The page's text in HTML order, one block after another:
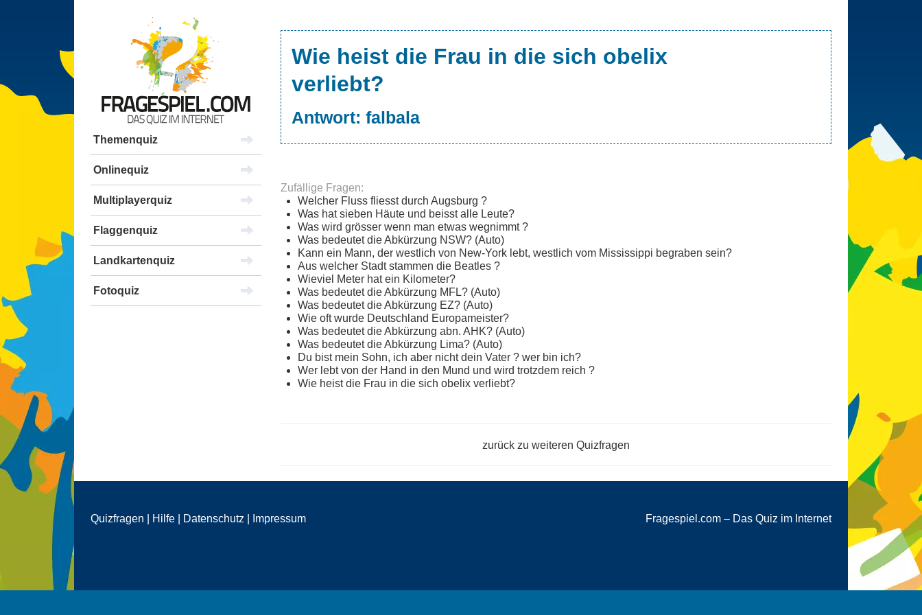
Themenquiz
Onlinequiz
Multiplayerquiz
Flaggenquiz
Landkartenquiz
Fotoquiz
Wie heist die Frau in die sich obelix
verliebt?
Antwort: falbala
Zufällige Fragen:
Welcher Fluss fliesst durch Augsburg ?
Was hat sieben Häute und beisst alle Leute?
Was wird grösser wenn man etwas wegnimmt ?
Was bedeutet die Abkürzung NSW? (Auto)
Kann ein Mann, der westlich von New-York lebt, westlich vom Mississippi begraben sein?
Aus welcher Stadt stammen die Beatles ?
Wieviel Meter hat ein Kilometer?
Was bedeutet die Abkürzung MFL? (Auto)
Was bedeutet die Abkürzung EZ? (Auto)
Wie oft wurde Deutschland Europameister?
Was bedeutet die Abkürzung abn. AHK? (Auto)
Was bedeutet die Abkürzung Lima? (Auto)
Du bist mein Sohn, ich aber nicht dein Vater ? wer bin ich?
Wer lebt von der Hand in den Mund und wird trotzdem reich ?
Wie heist die Frau in die sich obelix verliebt?
zurück zu weiteren Quizfragen
Quizfragen Hilfe Datenschutz Impressum Fragespiel.com – Das Quiz im Internet